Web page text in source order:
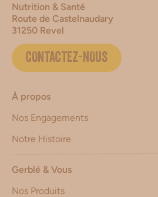
Nutrition & Santé
Route de Castelnaudary
31250 Revel
CONTACTEZ-NOUS
À propos
Nos Engagements
Notre Histoire
Gerblé & Vous
Nos Produits